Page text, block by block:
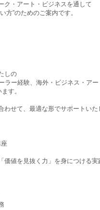
ク・アート・ビジネスを通して
方”のためのご案内です。
しの
ラー経験、海外・ビジネス・ア
す。
わせて、最適な形でサポートいた
価値を見抜く力」を身につける実